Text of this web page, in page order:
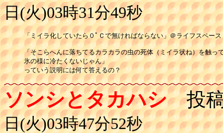
日(火)03時31分49秒
「ミイラ化していたら０ﾟＣで無ければならない」＠ライフスペース
「そこらへんに落ちてるカラカラの虫の死体（ミイラ状ね）を触っ
氷の様に冷たくないじゃん」
ソンシとタカハシ投稿
日(火)03時47分52秒